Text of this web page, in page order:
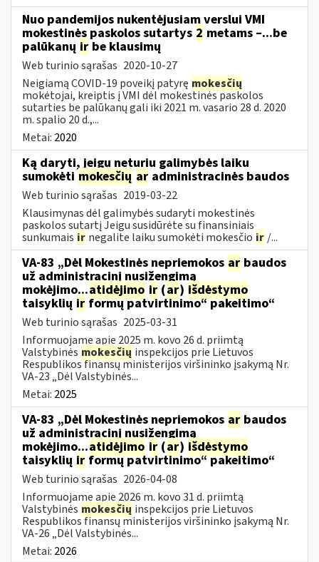
Nuo pandemijos nukentėjusiam verslui VMI
mokestinės paskolos sutartys 2 metams –...be
palūkanų ir be klausimų
Web turinio sąrašas 2020-10-27
Neigiamą COVID-19 poveikį patyrę mokesčių
mokėtojai, kreiptis į VMI dėl mokestinės paskolos
sutarties be palūkanų gali iki 2021 m. vasario 28 d. 2020
m. spalio 20 d.,...
Metai: 2020
Ką daryti, jeigu neturiu galimybės laiku
sumokėti mokesčių ar administracinės baudos
Web turinio sąrašas 2019-03-22
Klausimynas dėl galimybės sudaryti mokestinės
paskolos sutartį Jeigu susidūrėte su finansiniais
sunkumais ir negalite laiku sumokėti mokesčio ir /...
VA-83 „Dėl Mokestinės nepriemokos ar baudos
už administracinį nusižengimą
mokėjimo...atidėjimo ir (ar) išdėstymo
taisyklių ir formų patvirtinimo“ pakeitimo“
Web turinio sąrašas 2025-03-31
Informuojame apie 2025 m. kovo 26 d. priimtą
Valstybinės mokesčių inspekcijos prie Lietuvos
Respublikos finansų ministerijos viršininko įsakymą Nr.
VA-23 „Dėl Valstybinės...
Metai: 2025
VA-83 „Dėl Mokestinės nepriemokos ar baudos
už administracinį nusižengimą
mokėjimo...atidėjimo ir (ar) išdėstymo
taisyklių ir formų patvirtinimo“ pakeitimo“
Web turinio sąrašas 2026-04-08
Informuojame apie 2026 m. kovo 31 d. priimtą
Valstybinės mokesčių inspekcijos prie Lietuvos
Respublikos finansų ministerijos viršininko įsakymą Nr.
VA-26 „Dėl Valstybinės...
Metai: 2026